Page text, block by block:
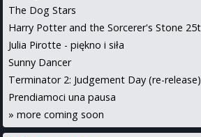
The Dog Stars
Harry Potter and the Sorcerer's Stone
Julia Pirotte - piękno i siła
Sunny Dancer
Terminator 2: Judgement Day (re-release)
Prendiamoci una pausa
» more coming soon